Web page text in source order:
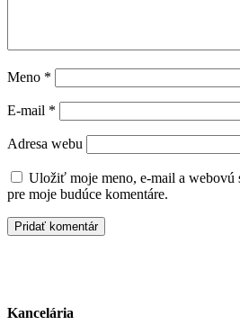
Meno *
E-mail *
Adresa webu
Uložiť moje meno, e-mail a webovú
pre moje budúce komentáre.
Kancelária